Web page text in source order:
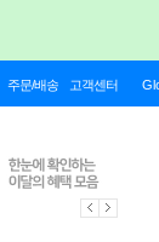
주문/배송 고객센터